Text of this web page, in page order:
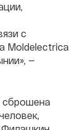
с
Moldelectrica
—
сброшена